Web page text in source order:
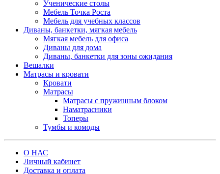
Ученические столы
Мебель Точка Роста
Мебель для учебных классов
Диваны, банкетки, мягкая мебель
Мягкая мебель для офиса
Диваны для дома
Диваны, банкетки для зоны ожидания
Вешалки
Матрасы и кровати
Кровати
Матрасы
Матрасы с пружинным блоком
Наматрасники
Топеры
Тумбы и комоды
О НАС
Личный кабинет
Доставка и оплата